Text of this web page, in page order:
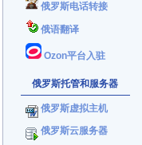
俄罗斯电话转接
俄语翻译
Ozon平台入驻
俄罗斯托管和服务器
俄罗斯虚拟主机
俄罗斯云服务器